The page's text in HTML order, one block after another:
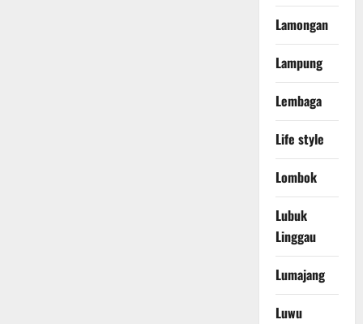
Lamongan
Lampung
Lembaga
Life style
Lombok
Lubuk
Linggau
Lumajang
Luwu